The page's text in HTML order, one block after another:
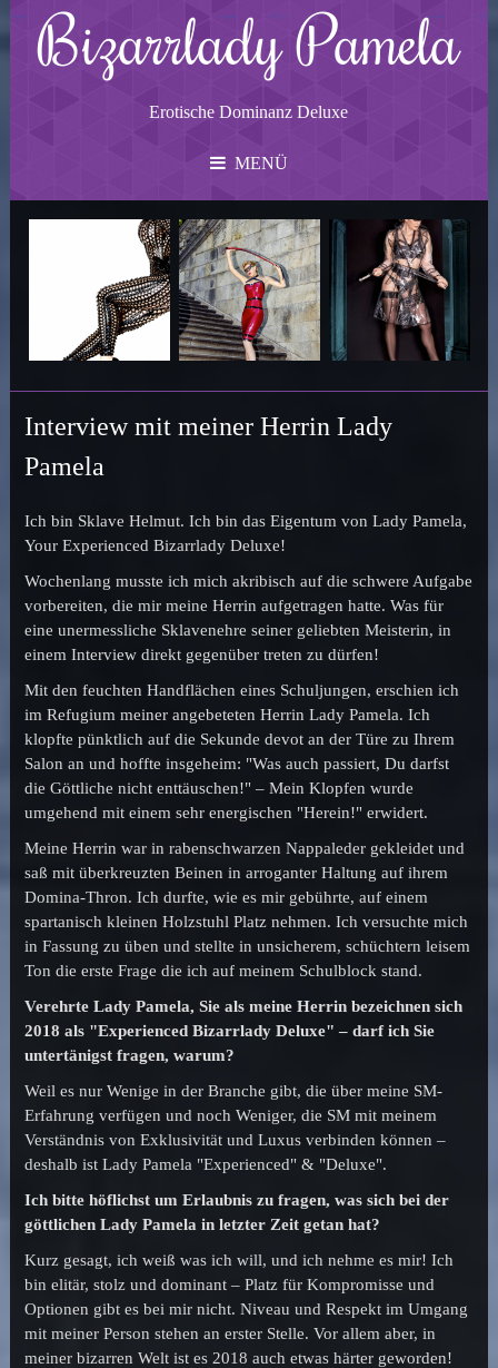
Bizarrlady Pamela
Erotische Dominanz Deluxe
MENÜ
Interview mit meiner Herrin Lady
Pamela
Ich bin Sklave Helmut. Ich bin das Eigentum von Lady Pamela,
Your Experienced Bizarrlady Deluxe!
Wochenlang musste ich mich akribisch auf die schwere Aufgabe
vorbereiten, die mir meine Herrin aufgetragen hatte. Was für
eine unermessliche Sklavenehre seiner geliebten Meisterin, in
einem Interview direkt gegenüber treten zu dürfen!
Mit den feuchten Handflächen eines Schuljungen, erschien ich
im Refugium meiner angebeteten Herrin Lady Pamela. Ich
klopfte pünktlich auf die Sekunde devot an der Türe zu Ihrem
Salon an und hoffte insgeheim: "Was auch passiert, Du darfst
die Göttliche nicht enttäuschen!" – Mein Klopfen wurde
umgehend mit einem sehr energischen "Herein!" erwidert.
Meine Herrin war in rabenschwarzen Nappaleder gekleidet und
saß mit überkreuzten Beinen in arroganter Haltung auf ihrem
Domina-Thron. Ich durfte, wie es mir gebührte, auf einem
spartanisch kleinen Holzstuhl Platz nehmen. Ich versuchte mich
in Fassung zu üben und stellte in unsicherem, schüchtern leisem
Ton die erste Frage die ich auf meinem Schulblock stand.
Verehrte Lady Pamela, Sie als meine Herrin bezeichnen sich
2018 als "Experienced Bizarrlady Deluxe" – darf ich Sie
untertänigst fragen, warum?
Weil es nur Wenige in der Branche gibt, die über meine SM-
Erfahrung verfügen und noch Weniger, die SM mit meinem
Verständnis von Exklusivität und Luxus verbinden können –
deshalb ist Lady Pamela "Experienced" & "Deluxe".
Ich bitte höflichst um Erlaubnis zu fragen, was sich bei der
göttlichen Lady Pamela in letzter Zeit getan hat?
Kurz gesagt, ich weiß was ich will, und ich nehme es mir! Ich
bin elitär, stolz und dominant – Platz für Kompromisse und
Optionen gibt es bei mir nicht. Niveau und Respekt im Umgang
mit meiner Person stehen an erster Stelle. Vor allem aber, in
meiner bizarren Welt ist es 2018 auch etwas härter geworden!